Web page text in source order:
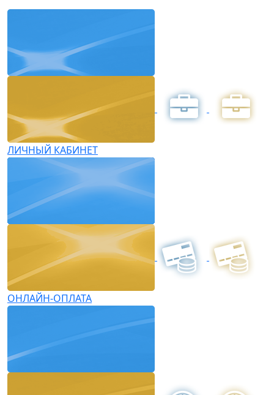
ЛИЧНЫЙ КАБИНЕТ
ОНЛАЙН-ОПЛАТА